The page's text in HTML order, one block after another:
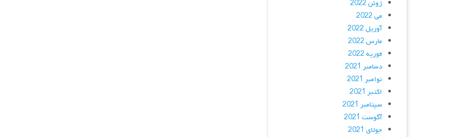
ژوئن 2022
می 2022
آوریل 2022
مارس 2022
فوریه 2022
دسامبر 2021
نوامبر 2021
اکتبر 2021
سپتامبر 2021
آگوست 2021
جولای 2021